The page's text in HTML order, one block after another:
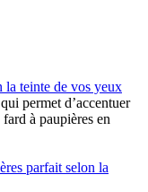
la teinte de vos yeux
permet d’accentuer
à paupières en
parfait selon la